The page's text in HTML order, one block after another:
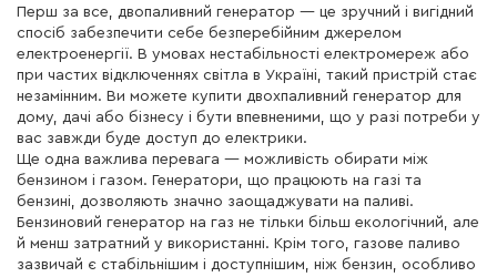
Перш за все, двопаливний генератор — це зручний і вигідний
спосіб забезпечити себе безперебійним джерелом
електроенергії. В умовах нестабільності електромереж або
при частих відключеннях світла в Україні, такий пристрій стає
незамінним. Ви можете купити двохпаливний генератор для
дому, дачі або бізнесу і бути впевненими, що у разі потреби у
вас завжди буде доступ до електрики.
Ще одна важлива перевага — можливість обирати між
бензином і газом. Генератори, що працюють на газі та
бензині, дозволяють значно заощаджувати на паливі.
Бензиновий генератор на газ не тільки більш екологічний, але
й менш затратний у використанні. Крім того, газове паливо
зазвичай є стабільнішим і доступнішим, ніж бензин, особливо